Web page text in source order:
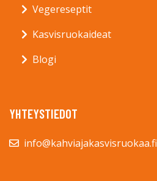
Vegereseptit
Kasvisruokaideat
Blogi
YHTEYSTIEDOT
info@kahviajakasvisruokaa.fi